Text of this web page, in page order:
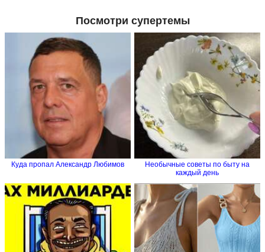
Посмотри супертемы
Куда пропал Александр Любимов
Необычные советы по быту на
каждый день